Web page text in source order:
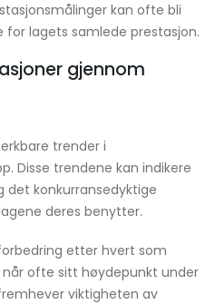
kan ofte bli
lagets samlede prestasjon.
gjennom
trender i
Disse trendene kan indikere
det konkurransedyktige
deres benytter.
etter hvert som
ofte sitt høydepunkt under
viktigheten av